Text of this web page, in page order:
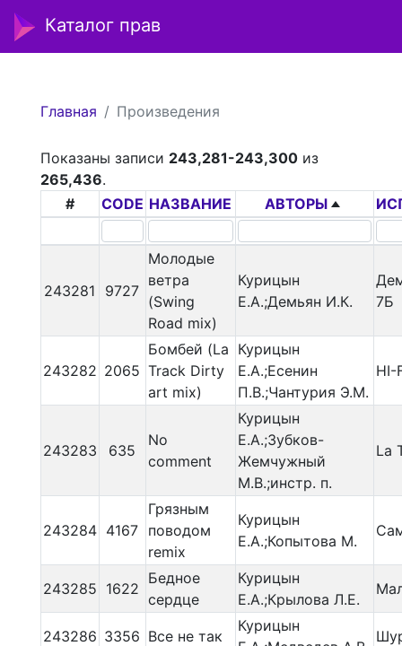
Каталог прав
Главная Произведения
Показаны записи 243,281-243,300из
265,436.
#
CODE НАЗВАНИЕ АВТОРЫ
243281 9727
Молодые
ветра
(Swing
Road mix)
Курицын
Е.А.;Демьян И.К.
7Б
243282 2065
Бомбей (La
Track Dirty
art mix)
Курицын
Е.А.;Есенин
П.В.;Чантурия Э.М.
HI-
243283 635
No
comment
Курицын
Е.А.;Зубков-
Жемчужный
М.В.;инстр. п.
La
243284 4167
Грязным
поводом
remix
Курицын
Е.А.;Копытова М.
243285 1622
Бедное
сердце
Курицын
Е.А.;Крылова Л.Е.
243286 3356 Все не так
Курицын